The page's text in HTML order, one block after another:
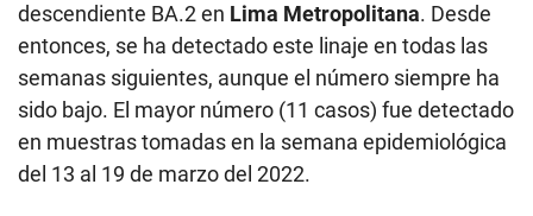
descendiente BA.2 en Lima Metropolitana. Desde
entonces, se ha detectado este linaje en todas las
semanas siguientes, aunque el número siempre ha
sido bajo. El mayor número (11 casos) fue detectado
en muestras tomadas en la semana epidemiológica
del 13 al 19 de marzo del 2022.